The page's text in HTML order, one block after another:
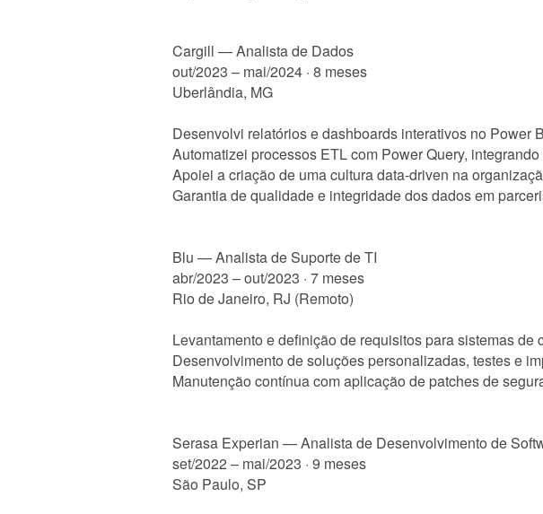
Cargill — Analista de Dados
out/2023 – mai/2024 · 8 meses
Uberlândia, MG
Desenvolvi relatórios e dashboards interativos no Power
Automatizei processos ETL com Power Query,
Apoiei a criação de uma cultura data-driven na
Garantia de qualidade e integridade dos dados em
Blu — Analista de Suporte de TI
abr/2023 – out/2023 · 7 meses
Rio de Janeiro, RJ (Remoto)
Levantamento e definição de requisitos para sistemas
Desenvolvimento de soluções personalizadas, testes e
Manutenção contínua com aplicação de patches de
Serasa Experian — Analista de Desenvolvimento de
set/2022 – mai/2023 · 9 meses
São Paulo, SP